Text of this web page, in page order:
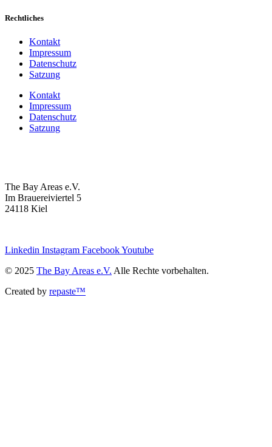
Rechtliches
Kontakt
Impressum
Datenschutz
Satzung
Kontakt
Impressum
Datenschutz
Satzung
The Bay Areas e.V.
Im Brauereiviertel 5
24118 Kiel
Linkedin Instagram FacebookYoutube
© 2025 The Bay Areas e.V. Alle Rechte vorbehalten.
Created by repaste™